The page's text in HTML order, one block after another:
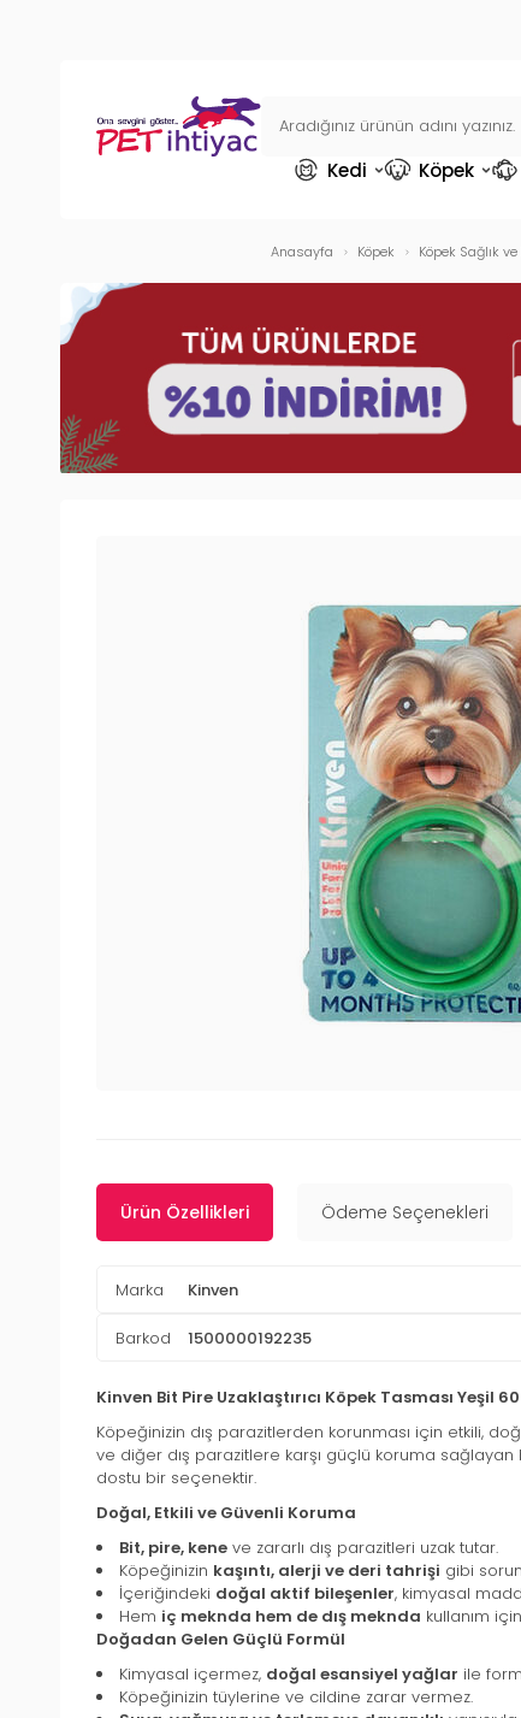
Kedi Köpek
Anasayfa Köpek Köpek Sağlık
Ürün Özellikleri Ödeme Seçenekleri
Marka Kinven
Barkod 1500000192235
Kinven Bit Pire Uzaklaştırıcı Köpek Tasması Yeşil
Köpeğinizin dış parazitlerden korunması için etkili,
ve diğer dış parazitlere karşı güçlü koruma
dostu bir seçenektir.
Doğal, Etkili ve Güvenli Koruma
Bit, pire, kene ve zararlı dış parazitleri uzak tutar.
Köpeğinizin kaşıntı, alerji ve deri tahrişi gibi
İçeriğindeki doğal aktif bileşenler, kimyasal
Hem iç meknda hem de dış meknda kullanım
Doğadan Gelen Güçlü Formül
Kimyasal içermez, doğal esansiyel yağlar ile
Köpeğinizin tüylerine ve cildine zarar vermez.